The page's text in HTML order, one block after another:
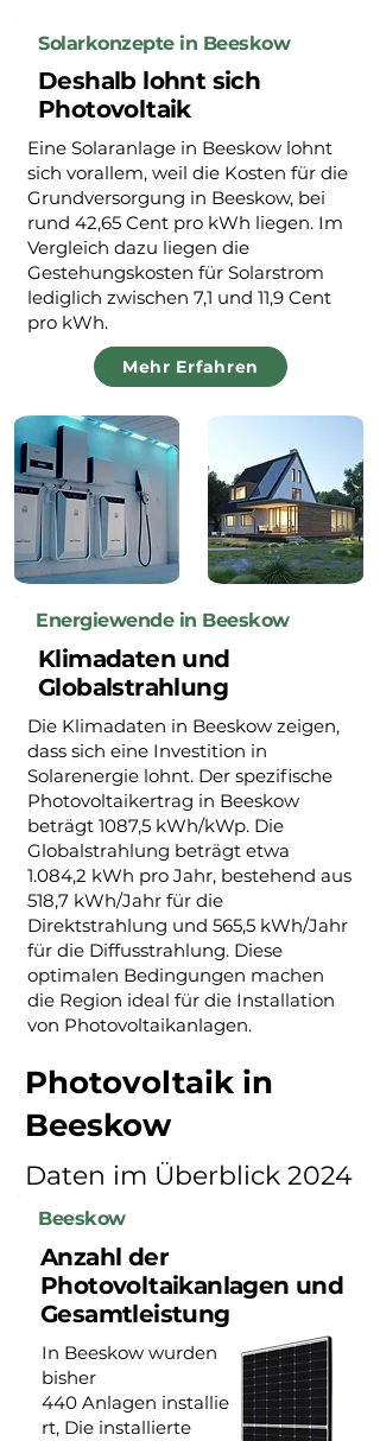
Solarkonzepte in Beeskow
Deshalb lohnt sich
Photovoltaik
Eine Solaranlage in Beeskow lohnt
sich vorallem, weil die Kosten für die
Grundversorgung in Beeskow, bei
rund 42,65 Cent pro kWh liegen. Im
Vergleich dazu liegen die
Gestehungskosten für Solarstrom
lediglich zwischen 7,1 und 11,9 Cent
pro kWh.
Mehr Erfahren
Energiewende in Beeskow
Klimadaten und
Globalstrahlung
Die Klimadaten in Beeskow zeigen,
dass sich eine Investition in
Solarenergie lohnt. Der spezifische
Photovoltaikertrag in Beeskow
beträgt 1087,5 kWh/kWp. Die
Globalstrahlung beträgt etwa
1.084,2 kWh pro Jahr, bestehend aus
518,7 kWh/Jahr für die
Direktstrahlung und 565,5 kWh/Jahr
für die Diffusstrahlung. Diese
optimalen Bedingungen machen
die Region ideal für die Installation
von Photovoltaikanlagen.
Photovoltaik in
Beeskow
Daten im Überblick 2024
Beeskow
Anzahl der
Photovoltaikanlagen und
Gesamtleistung
In Beeskow wurden
bisher
440 Anlagen installie
rt, Die installierte